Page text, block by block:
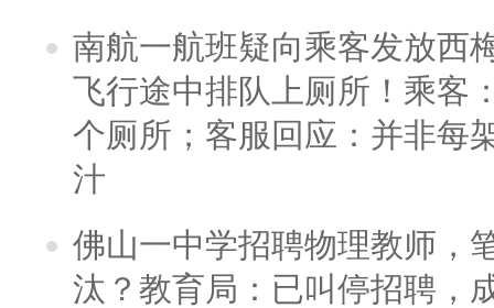
南航一航班疑向乘客发放西
飞行途中排队上厕所！乘客
个厕所；客服回应：并非每
汁
佛山一中学招聘物理教师，
汰？教育局：已叫停招聘，